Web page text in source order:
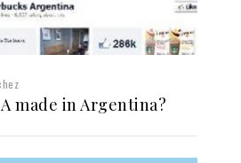
made in Argentina?